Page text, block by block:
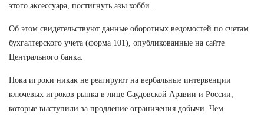
этого аксессуара, постигнуть азы хобби.
Об этом свидетельствуют данные оборотных ведомостей по счетам
бухгалтерского учета (форма 101), опубликованные на сайте
Центрального банка.
Пока игроки никак не реагируют на вербальные интервенции
ключевых игроков рынка в лице Саудовской Аравии и России,
которые выступили за продление ограничения добычи. Чем